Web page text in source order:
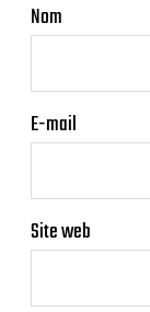
Nom
E-mail
Site web